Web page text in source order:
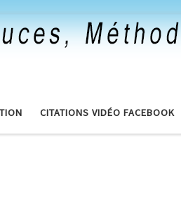
CITATIONS VIDÉO FACEBOOK